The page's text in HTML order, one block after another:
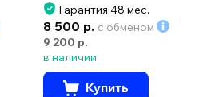
Гарантия 48 мес.
8 500 р. с обменом
9 200 р.
в наличии
Купить